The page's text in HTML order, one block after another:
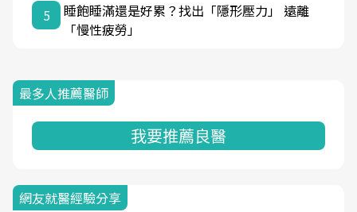
5
睡飽睡滿還是好累？找出「隱形壓力」 遠離
「慢性疲勞」
最多人推薦醫師
我要推薦良醫
網友就醫經驗分享